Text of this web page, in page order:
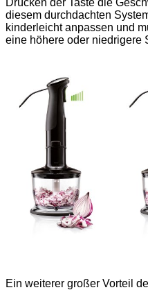
Drücken der Taste die
diesem durchdachten
kinderleicht anpassen und
eine höhere oder niedrigere
Ein weiterer großer Vorteil